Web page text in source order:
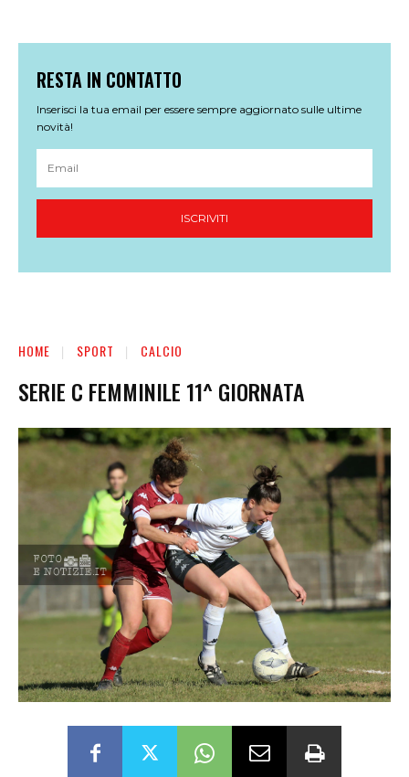
RESTA IN CONTATTO
Inserisci la tua email per essere sempre aggiornato sulle ultime
novità!
ISCRIVITI